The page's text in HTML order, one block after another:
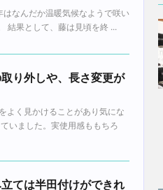
はなんだか温暖気候なようで咲い
結果として、藤は見頃を終 ...
り外しや、長さ変更が
よく見かけることがあり気にな
いました。実使用感ももちろ
ては半田付けができれ